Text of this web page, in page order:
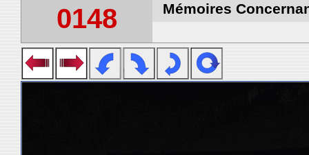
0148 Mémoires